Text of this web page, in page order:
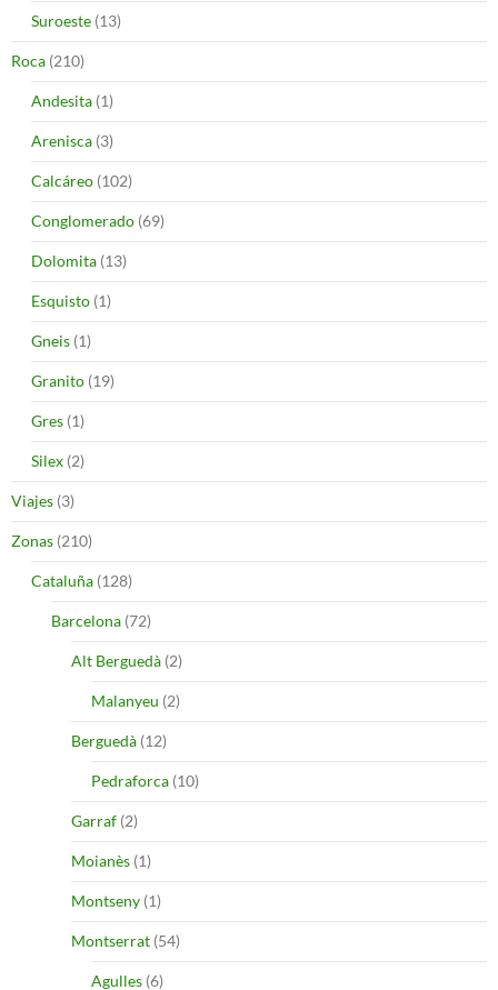
Suroeste (13)
Roca (210)
Andesita (1)
Arenisca (3)
Calcáreo (102)
Conglomerado (69)
Dolomita (13)
Esquisto (1)
Gneis (1)
Granito (19)
Gres (1)
Silex (2)
Viajes (3)
Zonas (210)
Cataluña (128)
Barcelona (72)
Alt Berguedà (2)
Malanyeu (2)
Berguedà (12)
Pedraforca (10)
Garraf (2)
Moianès (1)
Montseny (1)
Montserrat (54)
Agulles (6)